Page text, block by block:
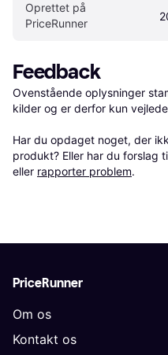
Oprettet på
PriceRunner
Feedback
Ovenstående oplysninger
kilder og er derfor kun
Har du opdaget noget, der
produkt? Eller har du forslag
eller rapporter problem.
PriceRunner
Om os
Kontakt os